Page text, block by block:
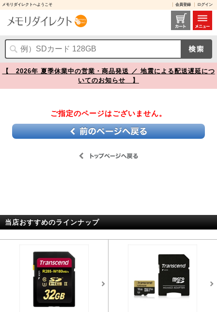
メモリダイレクトへようこそ 会員登録 ログイン
レビュー / 【】
【 2026年 夏季休業中の営業・商品発送 ／ 地震による配送遅延につ
いてのお知らせ 】
ご指定のページはございません。
当店おすすめのラインナップ